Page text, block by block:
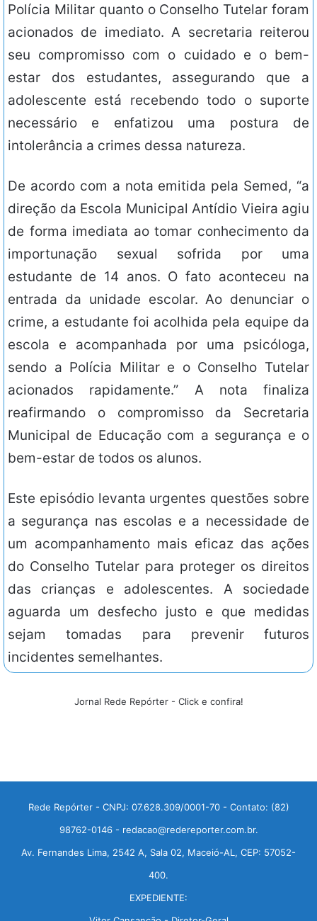
Polícia Militar quanto o Conselho Tutelar foram
acionados de imediato. A secretaria reiterou
seu compromisso com o cuidado e o bem-
estar dos estudantes, assegurando que a
adolescente está recebendo todo o suporte
necessário e enfatizou uma postura de
intolerância a crimes dessa natureza.
De acordo com a nota emitida pela Semed, “a
direção da Escola Municipal Antídio Vieira agiu
de forma imediata ao tomar conhecimento da
importunação sexual sofrida por uma
estudante de 14 anos. O fato aconteceu na
entrada da unidade escolar. Ao denunciar o
crime, a estudante foi acolhida pela equipe da
escola e acompanhada por uma psicóloga,
sendo a Polícia Militar e o Conselho Tutelar
acionados rapidamente.” A nota finaliza
reafirmando o compromisso da Secretaria
Municipal de Educação com a segurança e o
bem-estar de todos os alunos.
Este episódio levanta urgentes questões sobre
a segurança nas escolas e a necessidade de
um acompanhamento mais eficaz das ações
do Conselho Tutelar para proteger os direitos
das crianças e adolescentes. A sociedade
aguarda um desfecho justo e que medidas
sejam tomadas para prevenir futuros
incidentes semelhantes.
Jornal Rede Repórter - Click e confira!
Rede Repórter - CNPJ: 07.628.309/0001-70 - Contato: (82)
98762-0146 - redacao@redereporter.com.br.
Av. Fernandes Lima, 2542 A, Sala 02, Maceió-AL, CEP: 57052-
400.
EXPEDIENTE: